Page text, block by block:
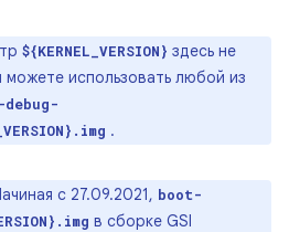
${KERNEL_VERSION} здесь не
можете использовать любой из
.
с 27.09.2021, boot-
в сборке GSI